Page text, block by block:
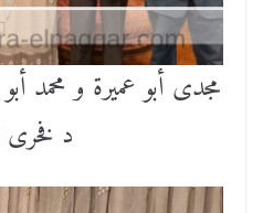
مجدى أبو عميرة و محمد
د فخرى